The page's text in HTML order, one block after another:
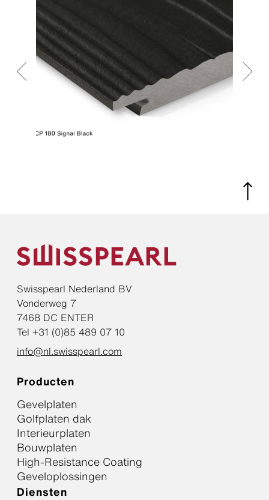
Swisspearl Nederland BV
Vonderweg 7
7468 DC ENTER
Tel +31 (0)85 489 07 10
info@nl.swisspearl.com
Producten
Gevelplaten
Golfplaten dak
Interieurplaten
Bouwplaten
High-Resistance Coating
Geveloplossingen
Diensten